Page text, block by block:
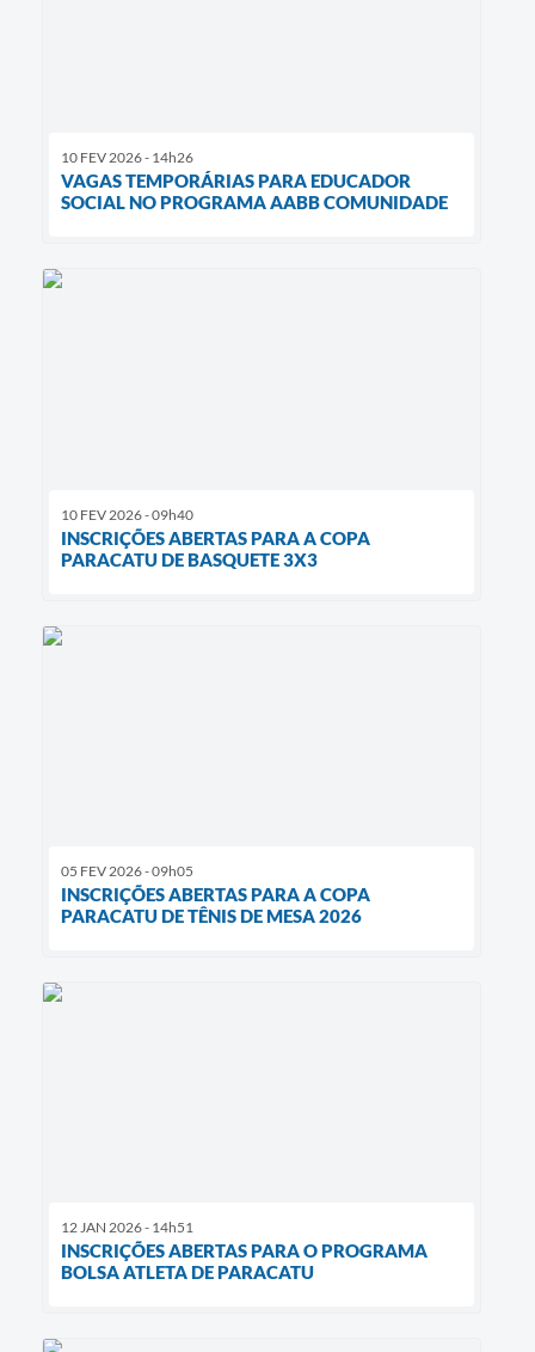
10 FEV 2026 - 14h26
VAGAS TEMPORÁRIAS PARA EDUCADOR
SOCIAL NO PROGRAMA AABB COMUNIDADE
10 FEV 2026 - 09h40
INSCRIÇÕES ABERTAS PARA A COPA
PARACATU DE BASQUETE 3X3
05 FEV 2026 - 09h05
INSCRIÇÕES ABERTAS PARA A COPA
PARACATU DE TÊNIS DE MESA 2026
12 JAN 2026 - 14h51
INSCRIÇÕES ABERTAS PARA O PROGRAMA
BOLSA ATLETA DE PARACATU